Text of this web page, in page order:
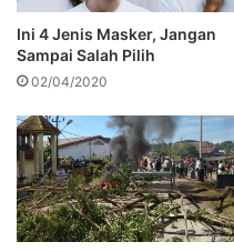
Ini 4 Jenis Masker, Jangan
Sampai Salah Pilih
02/04/2020